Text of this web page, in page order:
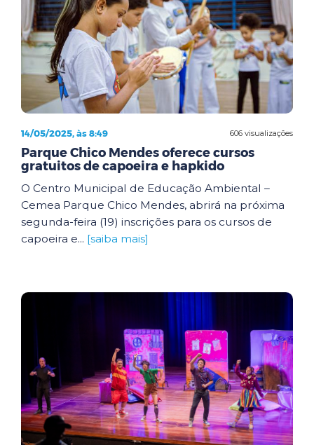
606 visualizações
14/05/2025, às 8:49
Parque Chico Mendes oferece cursos
gratuitos de capoeira e hapkido
O Centro Municipal de Educação Ambiental –
Cemea Parque Chico Mendes, abrirá na próxima
segunda-feira (19) inscrições para os cursos de
capoeira e... [saiba mais]